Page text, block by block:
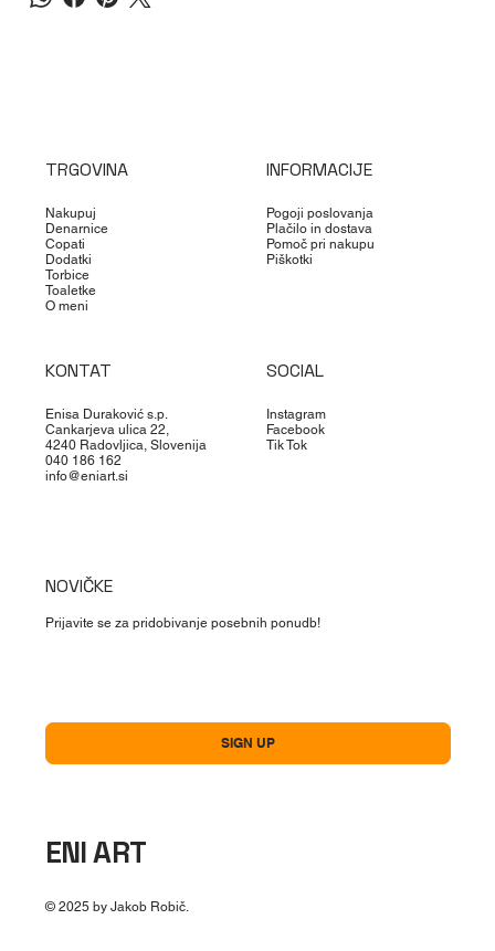
TRGOVINA
Nakupuj
Denarnice
Copati
Dodatki
Torbice
Toaletke
O meni
INFORMACIJE
Pogoji poslovanja
Plačilo in dostava
Pomoč pri nakupu
Piškotki
KONTAT
Enisa Duraković s.p.
Cankarjeva ulica 22,
4240 Radovljica, Slovenija
040 186 162
info@eniart.si
SOCIAL
Instagram
Facebook
Tik Tok
NOVIČKE
Prijavite se za pridobivanje posebnih ponudb!
SIGN UP
ENI ART
© 2025 by Jakob Robič.